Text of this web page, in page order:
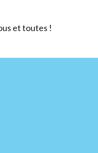
et toutes !